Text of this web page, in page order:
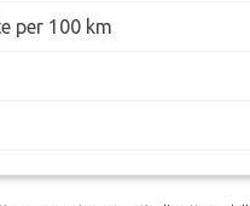
per 100 km